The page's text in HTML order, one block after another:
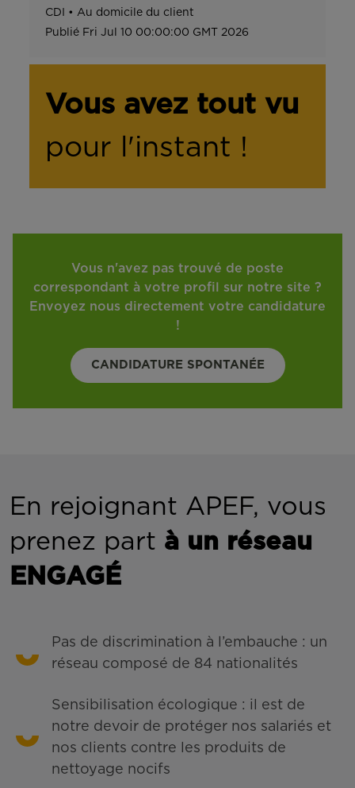
CDI • Au domicile du client
Publié Fri Jul 10 00:00:00 GMT 2026
Vous avez tout vu
pour l'instant !
Vous n'avez pas trouvé de poste
correspondant à votre profil sur notre site ?
Envoyez nous directement votre candidature
!
CANDIDATURE SPONTANÉE
En rejoignant APEF, vous
prenez part à un réseau
ENGAGÉ
Pas de discrimination à l’embauche : un
réseau composé de 84 nationalités
Sensibilisation écologique : il est de
notre devoir de protéger nos salariés et
nos clients contre les produits de
nettoyage nocifs